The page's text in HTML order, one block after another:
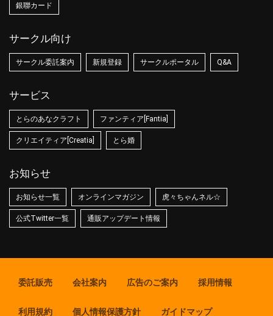
銀聯カード
サークル向け
サークル委託案内 新規登録 サークルポータル Q&A
サービス
とらのあなクラフト ファンティア[Fantia]
クリエイティア[Creatia] とら婚
お知らせ
お知らせ一覧 オンラインマガジン 虎々ちゃんネル☆
公式Twitter一覧 通販アップデート情報
委託販売 会社案内 広告のご案内 採用情報
利用規約 個人情報保護方針 ガイドマップ